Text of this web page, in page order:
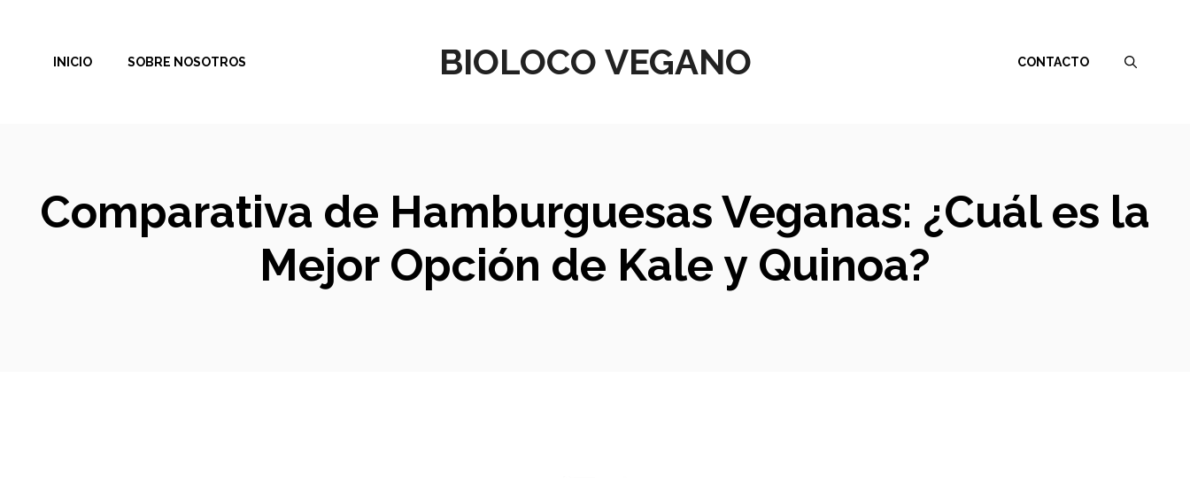
contenido
BIOLOCO VEGANO
INICIO SOBRE NOSOTROS CONTACTO
Comparativa de Hamburguesas Veganas: ¿Cuál es la
Mejor Opción de Kale y Quinoa?